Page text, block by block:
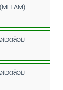
แวดล้อม
แวดล้อม